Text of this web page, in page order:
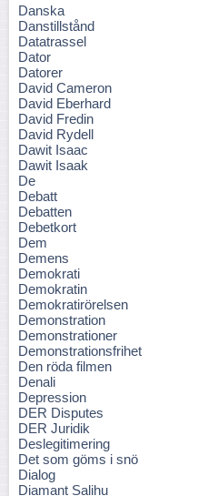
Danska
Danstillstånd
Datatrassel
Dator
Datorer
David Cameron
David Eberhard
David Fredin
David Rydell
Dawit Isaac
Dawit Isaak
De
Debatt
Debatten
Debetkort
Dem
Demens
Demokrati
Demokratin
Demokratirörelsen
Demonstration
Demonstrationer
Demonstrationsfrihet
Den röda filmen
Denali
Depression
DER Disputes
DER Juridik
Deslegitimering
Det som göms i snö
Dialog
Diamant Salihu